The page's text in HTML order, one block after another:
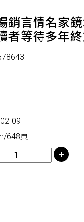
銷言情名家
者等待多年終
09
648頁